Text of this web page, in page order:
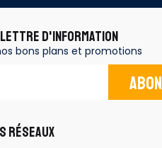
D'INFORMATION
bons plans et promotions
RÉSEAUX